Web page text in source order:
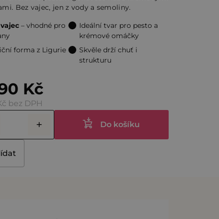
Bez vajec, jen z vody a semoliny.
– vhodné pro
Ideální tvar pro pesto a
krémové omáčky
forma z Ligurie
Skvěle drží chuť i
strukturu
Kč
bez DPH
Do košíku